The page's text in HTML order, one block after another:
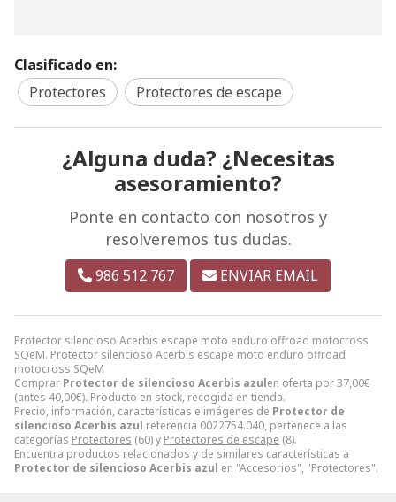
Protector silencioso Acerbis escape moto enduro offroad motocross
SQeM. Protector silencioso Acerbis escape moto enduro offroad
motocross SQeM
Comprar Protector de silencioso Acerbis azulen oferta por37,00€
(antes 40,00€). Producto en stock, recogida en tienda.
Precio, información, características e imágenes de Protector de
silencioso Acerbis azul referencia 0022754.040, pertenece a las
categorías Protectores (60) y Protectores de escape (8).
Encuentra productos relacionados y de similares características a
Protector de silencioso Acerbis azul en "Accesorios", "Protectores".
Clasificado en:
Protectores
Protectores de escape
¿Alguna duda? ¿Necesitas
asesoramiento?
Ponte en contacto con nosotros y
resolveremos tus dudas.
986 512 767 ENVIAR EMAIL